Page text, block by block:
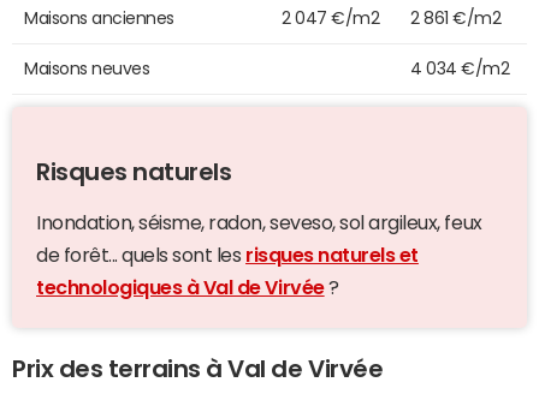
Maisons anciennes 2 047 €/m2 2 861 €/m2
Maisons neuves 4 034 €/m2
Risques naturels
Inondation, séisme, radon, seveso, sol argileux, feux
de forêt... quels sont les risques naturels et
technologiques à Val de Virvée?
Prix des terrains à Val de Virvée